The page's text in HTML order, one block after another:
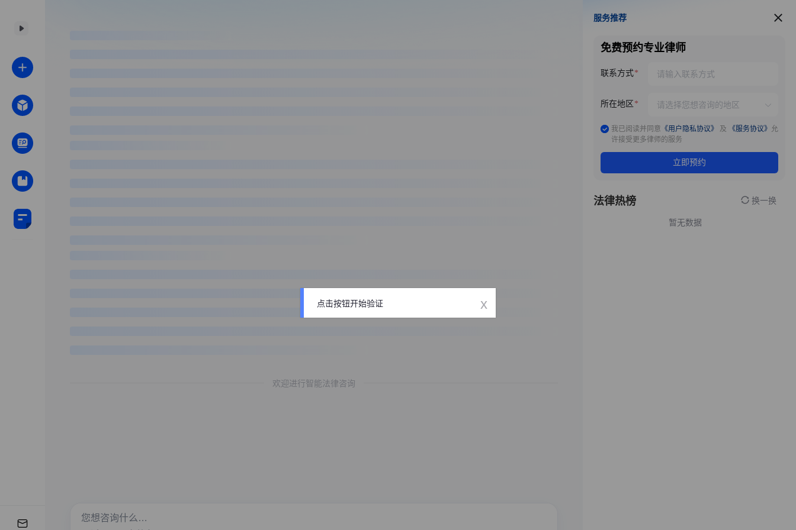
欢迎进行智能法律咨询
服务推荐
服务推荐
免费预约专业律师
联系方式
所在地区
我已阅读并同意 《用户隐私协议》 及 《服务协议》 允
许接受更多律师的服务
立即预约
法律热榜 换一换
暂无数据
点击按钮开始验证 x